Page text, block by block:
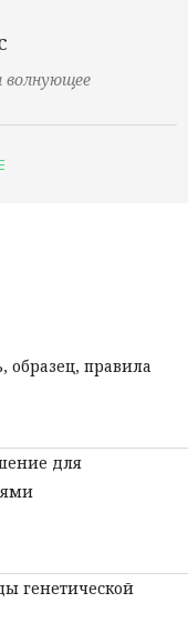
волнующее
образец, правила
для
генетической